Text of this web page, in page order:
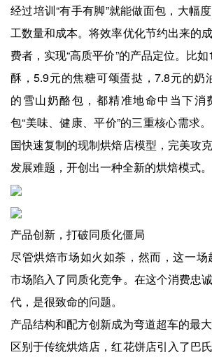
经过培训“有手有脚”就能做面包，大幅
工数量和成本。将效率优化节约出来的
费者，实现“高质平价”的产品定位。比
酥，5.9元的焦糖可颂蛋挞，7.8元的奶
的雪山奶酪包，都精准地命中当下消
包“美味、健康、平价”的三重核心需求
国快速复制的现制烘焙店模型，完美攻
发展难题，开创出一种全新的烘焙模式。
产品创新，打破同质化僵局
尽管烘焙市场如火如荼，然而，这一场
市场陷入了同质化竞争。在这个消费忠
代，是很致命的问题。
产品结构和配方创新成为弯道超车的最大
区别于传统烘焙店，红花饼店引入了巴